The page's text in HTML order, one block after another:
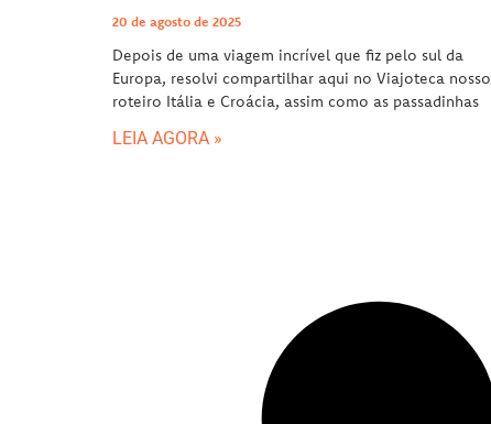
20 de agosto de 2025
Depois de uma viagem incrível que fiz pelo sul da
Europa, resolvi compartilhar aqui no Viajoteca nosso
roteiro Itália e Croácia, assim como as passadinhas
LEIA AGORA »